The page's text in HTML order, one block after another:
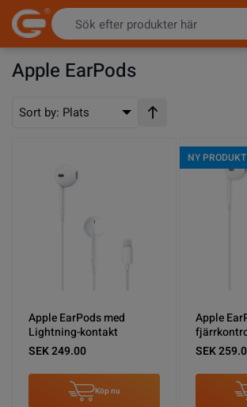
Hoppa till innehållet
Apple EarPods
Sort by: Plats Stigande ordning
Apple EarPods med
Lightning-kontakt
SEK 249.00
Köp nu
NY PRODUKT
Apple
SEK